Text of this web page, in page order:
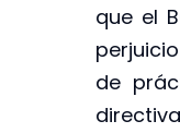
que el
de